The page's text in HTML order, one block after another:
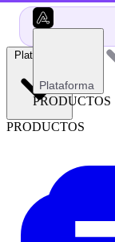
Plataforma
PRODUCTOS
Plataforma
PRODUCTOS